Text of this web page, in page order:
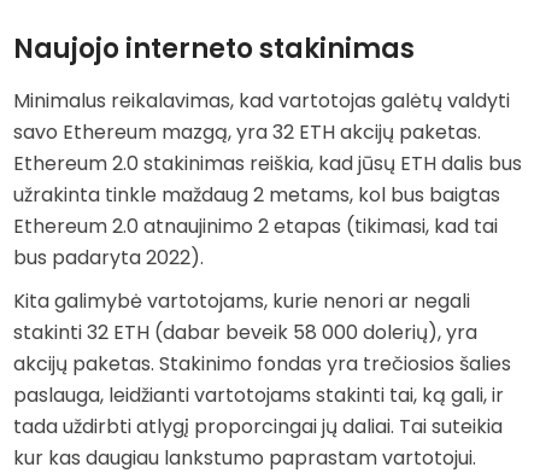
Naujojo interneto stakinimas
Minimalus reikalavimas, kad vartotojas galėtų valdyti
savo Ethereum mazgą, yra 32 ETH akcijų paketas.
Ethereum 2.0 stakinimas reiškia, kad jūsų ETH dalis bus
užrakinta tinkle maždaug 2 metams, kol bus baigtas
Ethereum 2.0 atnaujinimo 2 etapas (tikimasi, kad tai
bus padaryta 2022).
Kita galimybė vartotojams, kurie nenori ar negali
stakinti 32 ETH (dabar beveik 58 000 dolerių), yra
akcijų paketas. Stakinimo fondas yra trečiosios šalies
paslauga, leidžianti vartotojams stakinti tai, ką gali, ir
tada uždirbti atlygį proporcingai jų daliai. Tai suteikia
kur kas daugiau lankstumo paprastam vartotojui.